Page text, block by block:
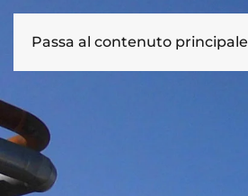
Passa al contenuto principale